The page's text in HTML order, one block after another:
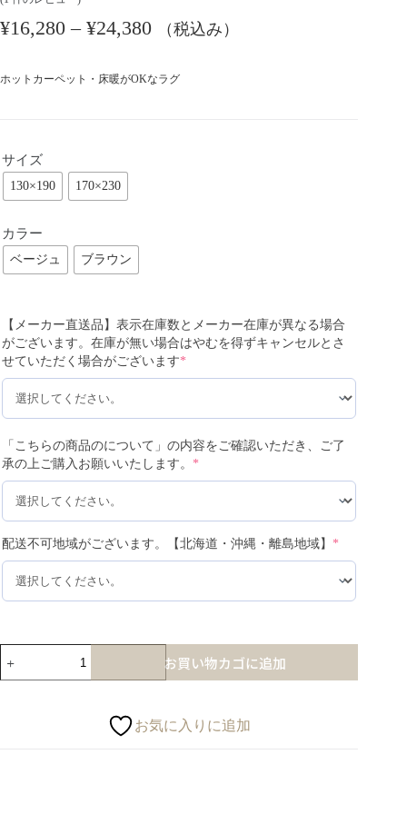
¥16,280 – ¥24,380 （税込み）
ホットカーペット・床暖がOKなラグ
サイズ
130×190 170×230
カラー
ベージュ ブラウン
【メーカー直送品】表示在庫数とメーカー在庫が異なる場合
がございます。在庫が無い場合はやむを得ずキャンセルとさ
せていただく場合がございます*
「こちらの商品のについて」の内容をご確認いただき、ご了
承の上ご購入お願いいたします。 *
配送不可地域がございます。【北海道・沖縄・離島地域】 *
お買い物カゴに追加
お気に入りに追加